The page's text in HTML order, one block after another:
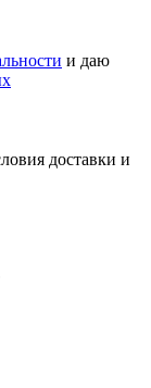
и даю
доставки и